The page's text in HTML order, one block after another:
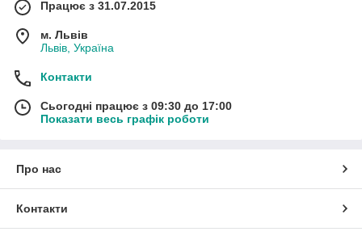
Працює з 31.07.2015
м. Львів
Львів, Україна
Контакти
Сьогодні працює з 09:30 до 17:00
Показати весь графік роботи
Про нас
Контакти